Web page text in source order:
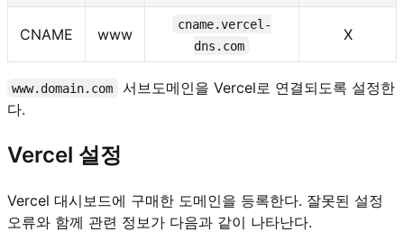
CNAME www
cname.vercel-
dns.com
X
www.domain.com
서브도메인을 Vercel로 연결되도록 설정한
다.
Vercel 설정
Vercel 대시보드에 구매한 도메인을 등록한다. 잘못된 설정
오류와 함께 관련 정보가 다음과 같이 나타난다.